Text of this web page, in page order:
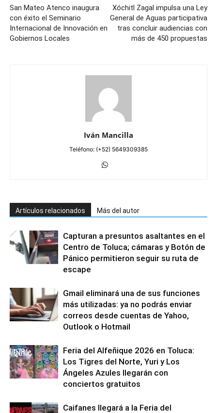
San Mateo Atenco inaugura
con éxito el Seminario
Internacional de Innovación en
Gobiernos Locales
Xóchitl Zagal impulsa una Ley
General de Aguas participativa
tras concluir audiencias con
más de 450 propuestas
Iván Mancilla
Teléfono: (+52) 5649309385
Artículos relacionados Más del autor
Capturan a presuntos asaltantes en el
Centro de Toluca; cámaras y Botón de
Pánico permitieron seguir su ruta de
escape
Gmail eliminará una de sus funciones
más utilizadas: ya no podrás enviar
correos desde cuentas de Yahoo,
Outlook o Hotmail
Feria del Alfeñique 2026 en Toluca:
Los Tigres del Norte, Yuri y Los
Ángeles Azules llegarán con
conciertos gratuitos
Caifanes llegará a la Feria del